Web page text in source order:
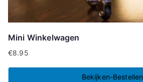
Mini Winkelwagen
€8.95
Bekijken-Bestellen